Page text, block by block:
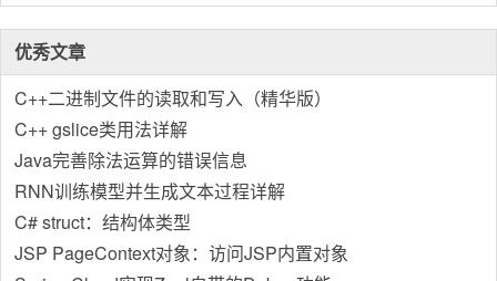
优秀文章
C++二进制文件的读取和写入（精华版）
C++ gslice类用法详解
Java完善除法运算的错误信息
RNN训练模型并生成文本过程详解
C# struct：结构体类型
JSP PageContext对象：访问JSP内置对象